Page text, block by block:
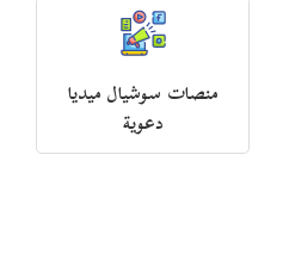
منصات سوشيال ميديا
دعوية